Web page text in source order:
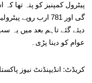
پیٹرول کمپنیز کو پتہ تھا
گی اور 781 ارب
دیئے گئے تاہم بعد میں
عوام کو دینا پڑی۔
کریڈٹ: انڈیپنڈنٹ نیوز